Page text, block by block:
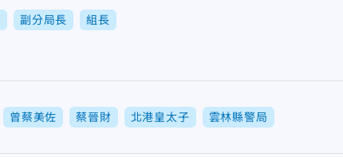
副分局長 組長
曾蔡美佐 蔡晉財 北港皇太子 雲林縣警局